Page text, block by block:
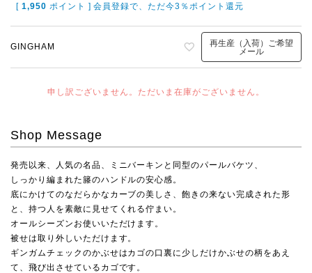
[ 1,950 ポイント ] 会員登録で、ただ今3％ポイント還元
GINGHAM
再生産（入荷）ご希望
メール
申し訳ございません。ただいま在庫がございません。
Shop Message
発売以来、人気の名品、ミニバーキンと同型のパールバケツ、
しっかり編まれた籐のハンドルの安心感。
底にかけてのなだらかなカーブの美しさ、飽きの来ない完成された形
と、持つ人を素敵に見せてくれる佇まい。
オールシーズンお使いいただけます。
被せは取り外しいただけます。
ギンガムチェックのかぶせはカゴの口裏に少しだけかぶせの柄をあえ
て、飛び出させているカゴです。